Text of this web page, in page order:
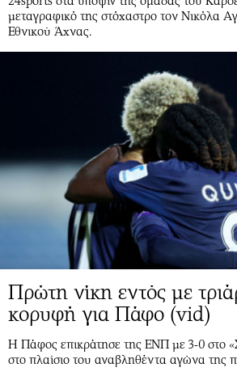
μεταγραφικό της στόχαστρο τον Νικόλα
Εθνικού Άχνας.
Πρώτη νίκη εντός με
κορυφή για Πάφο (vid)
Η Πάφος επικράτησε της ΕΝΠ με 3-0 στο
στο πλαίσιο του αναβληθέντα αγώνα της